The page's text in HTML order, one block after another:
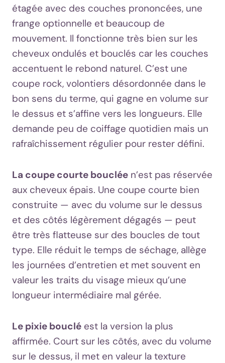
étagée avec des couches prononcées, une
frange optionnelle et beaucoup de
mouvement. Il fonctionne très bien sur les
cheveux ondulés et bouclés car les couches
accentuent le rebond naturel. C’est une
coupe rock, volontiers désordonnée dans le
bon sens du terme, qui gagne en volume sur
le dessus et s’affine vers les longueurs. Elle
demande peu de coiffage quotidien mais un
rafraîchissement régulier pour rester défini.
La coupe courte bouclée n’est pas réservée
aux cheveux épais. Une coupe courte bien
construite — avec du volume sur le dessus
et des côtés légèrement dégagés — peut
être très flatteuse sur des boucles de tout
type. Elle réduit le temps de séchage, allège
les journées d’entretien et met souvent en
valeur les traits du visage mieux qu’une
longueur intermédiaire mal gérée.
Le pixie bouclé est la version la plus
affirmée. Court sur les côtés, avec du volume
sur le dessus, il met en valeur la texture